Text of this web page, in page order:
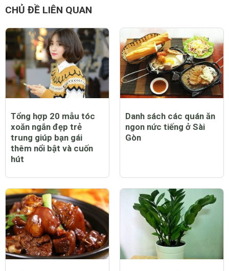
CHỦ ĐỀ LIÊN QUAN
Tổng hợp 20 mẫu tóc
xoăn ngắn đẹp trẻ
trung giúp bạn gái
thêm nổi bật và cuốn
hút
Danh sách các quán ăn
ngon nức tiếng ở Sài
Gòn